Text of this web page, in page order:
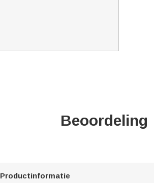
Beoordeling
Productinformatie